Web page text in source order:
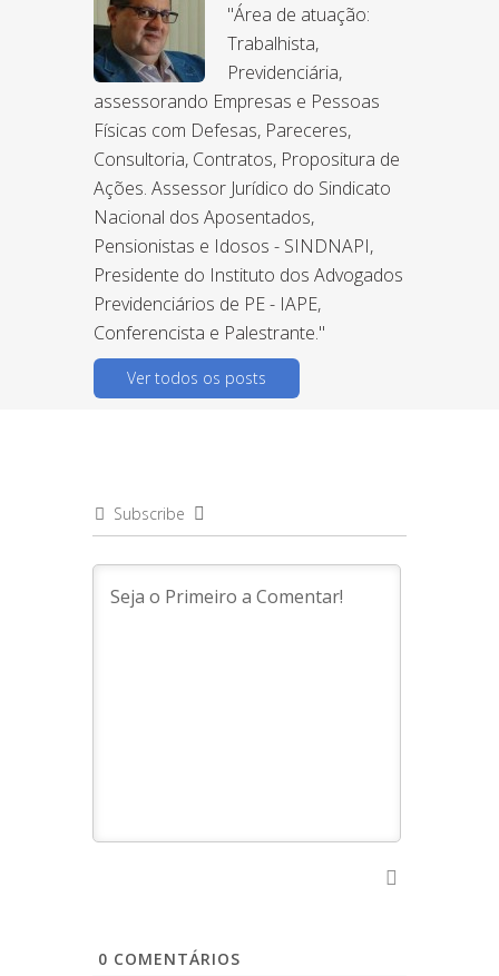
"Área de atuação:
Trabalhista,
Previdenciária,
assessorando Empresas e Pessoas
Físicas com Defesas, Pareceres,
Consultoria, Contratos, Propositura de
Ações. Assessor Jurídico do Sindicato
Nacional dos Aposentados,
Pensionistas e Idosos - SINDNAPI,
Presidente do Instituto dos Advogados
Previdenciários de PE - IAPE,
Conferencista e Palestrante."
Ver todos os posts
Subscribe
0 COMENTÁRIOS